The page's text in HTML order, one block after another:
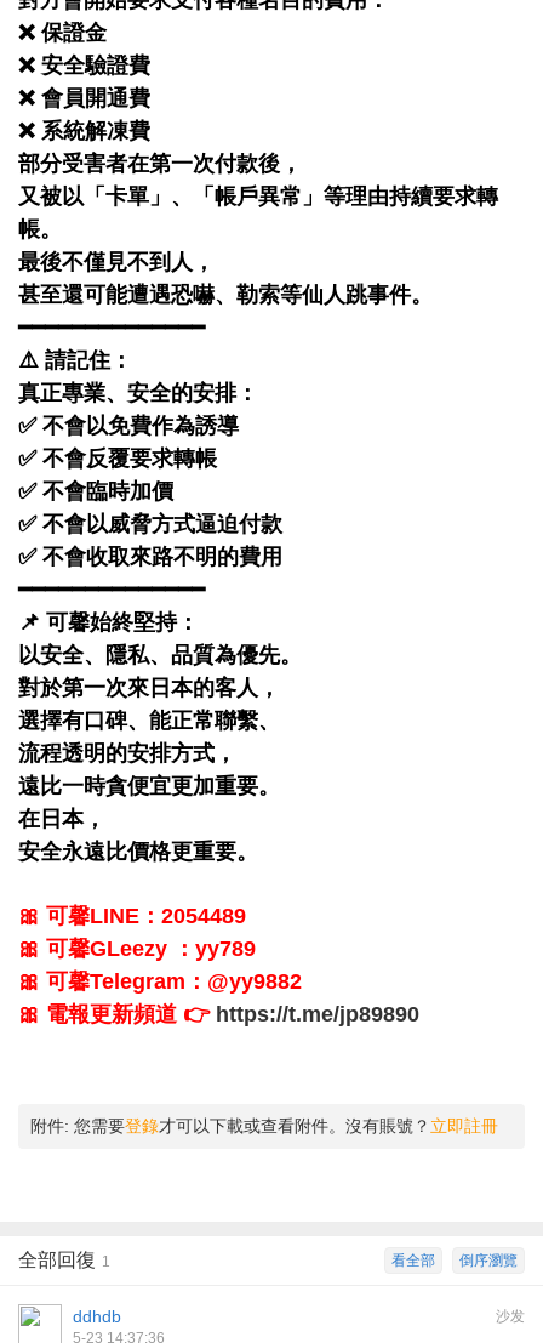
❌ 保證金
❌ 安全驗證費
❌ 會員開通費
❌ 系統解凍費
部分受害者在第一次付款後，
又被以「卡單」、「帳戶異常」等理由持續要求轉
帳。
最後不僅見不到人，
甚至還可能遭遇恐嚇、勒索等仙人跳事件。
━━━━━━━━━━━━━━
⚠️ 請記住：
真正專業、安全的安排：
✅ 不會以免費作為誘導
✅ 不會反覆要求轉帳
✅ 不會臨時加價
✅ 不會以威脅方式逼迫付款
✅ 不會收取來路不明的費用
━━━━━━━━━━━━━━
📌 可馨始終堅持：
以安全、隱私、品質為優先。
對於第一次來日本的客人，
選擇有口碑、能正常聯繫、
流程透明的安排方式，
遠比一時貪便宜更加重要。
在日本，
安全永遠比價格更重要。
🎀 可馨LINE：2054489
🎀 可馨GLeezy ：yy789
🎀 可馨Telegram：@yy9882
🎀 電報更新頻道 👉 https://t.me/jp89890
附件: 您需要登錄才可以下載或查看附件。沒有賬號？ 立即註冊
倒序瀏覽
看全部
全部回復 1
沙发
ddhdb
5-23 14:37:36